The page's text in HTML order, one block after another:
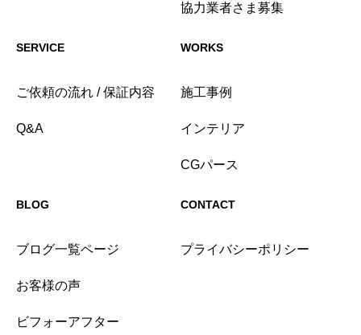
協力業者さま募集
SERVICE
ご依頼の流れ / 保証内容
Q&A
WORKS
施工事例
インテリア
CGパース
BLOG
ブログ一覧ページ
お客様の声
ビフォーアフター
CONTACT
プライバシーポリシー